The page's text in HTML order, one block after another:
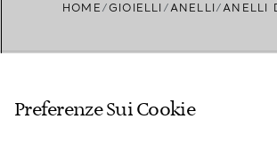
HOME GIOIELLI ANELLI ANELLI
Preferenze Sui Cookie